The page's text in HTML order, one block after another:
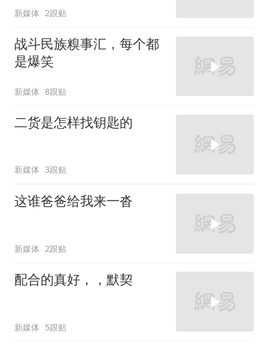
新媒体 2跟贴
战斗民族糗事汇，每个都
是爆笑
新媒体 8跟贴
二货是怎样找钥匙的
新媒体 3跟贴
这谁爸爸给我来一沓
新媒体 2跟贴
配合的真好，，默契
新媒体 5跟贴